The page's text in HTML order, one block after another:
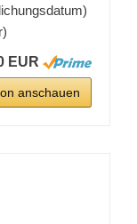
EUR
anschauen